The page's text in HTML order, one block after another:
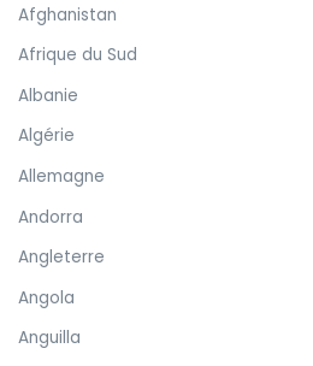
Afghanistan
Afrique du Sud
Albanie
Algérie
Allemagne
Andorra
Angleterre
Angola
Anguilla